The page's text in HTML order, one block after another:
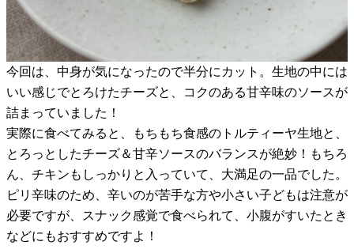
今回は、中身が気になったので半分にカット。生地の中には
いい感じでとろけたチーズと、コクのある甘辛味のソースが
詰まっていました！
実際に食べてみると、もちもち食感のトルティーヤ生地と、
とろっとしたチーズ＆甘辛ソースのバランスが絶妙！もちろ
ん、チキンもしっかりと入っていて、大満足の一品でした。
ピリ辛味のため、辛いのが苦手な方や小さい子どもは注意が
必要ですが、スナック感覚で食べられて、小腹がすいたとき
などにもおすすめですよ！